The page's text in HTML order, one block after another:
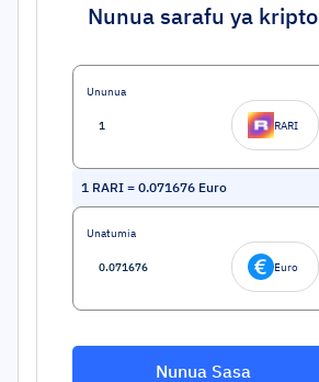
Nunua sarafu ya kripto
Ununua
RARI
1 RARI = 0.071676 Euro
Unatumia
Euro
Nunua Sasa